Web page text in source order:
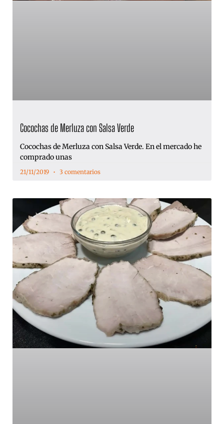
Cocochas de Merluza con Salsa Verde
Cocochas de Merluza con Salsa Verde. En el mercado he
comprado unas
21/11/2019 3 comentarios